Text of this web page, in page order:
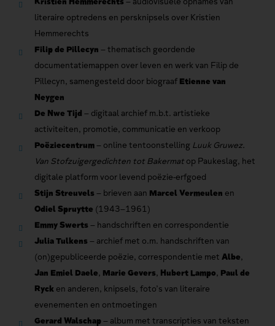
literaire optredens en persknipsels over Kristien
Hemmerechts
Filip de Pillecyn– thematisch geordende
documentatiemappen over leven en werk van Filip de
Pillecyn, samengesteld door biograaf Etienne van
Neygen
De Nwe Tijd– digitaal archief m.b.t. artistieke
activiteiten, promotie, communicatie en verkoop
Poëziecentrum– online tentoonstelling Luuk Gruwez.
Van Stofzuigergedichten tot Bakermat op Paukeslag, het
digitale platform voor levend poëzie-erfgoed
Stijn Streuvels – brieven aan Marcel Vermeulen en
Odiel Spruytte (1943–1961)
Emmy Swerts– handschriften en correspondentie
Julia Tulkens– archief met o.m. handschriften van
(on)gepubliceerde poëzie, correspondentie metAlbe,
Jan Emiel Daele, Marie Gevers, Hubert Lampo, Paul de
Ryck en anderen, knipsels, foto’s van literaire
evenementen en ontmoetingen
Gerard Walschap– album met transcripties van teksten